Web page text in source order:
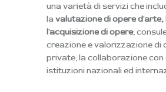
una varietà di servizi che
lavalutazione di opere d'arte,
l'acquisizione di opere;
creazione e valorizzazione di
private; la collaborazione con
istituzioni nazionali ed